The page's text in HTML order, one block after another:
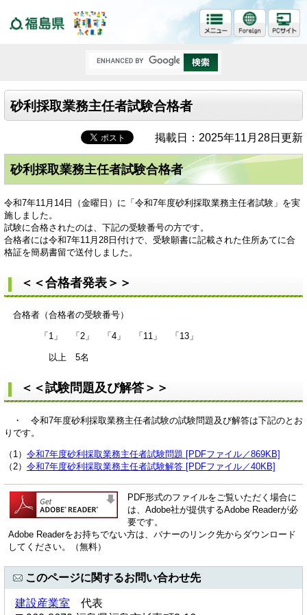
砂利採取業務主任者試験合格者
掲載日：2025年11月28日更新
砂利採取業務主任者試験合格者
令和7年11月14日（金曜日）に「令和7年度砂利採取業務主任者試験」を実
施しました。
試験に合格されたのは、下記の受験番号の方です。
合格者には令和7年11月28日付けで、受験願書に記載された住所あてに合
格証を簡易書留で送付しました。
＜＜合格者発表＞＞
合格者（合格者の受験番号）
「1」 「2」 「4」 「11」 「13」
以上 5名
＜＜試験問題及び解答＞＞
・ 令和7年度砂利採取業務主任者試験の試験問題及び解答は下記のとお
りです。
（1） 令和7年度砂利採取業務主任者試験問題 [PDFファイル／869KB]
（2） 令和7年度砂利採取業務主任者試験解答 [PDFファイル／40KB]
PDF形式のファイルをご覧いただく場合に
は、Adobe社が提供するAdobe Readerが必
要です。
Adobe Readerをお持ちでない方は、バナーのリンク先からダウンロード
してください。（無料）
このページに関するお問い合わせ先
建設産業室 代表